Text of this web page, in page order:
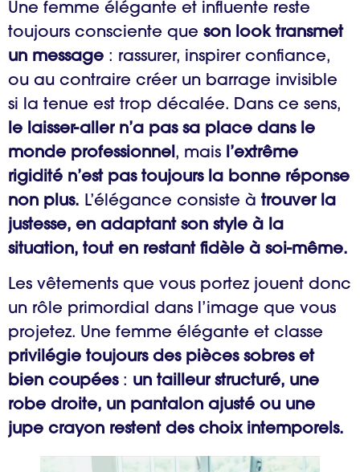
Une femme élégante et influente reste
toujours consciente que son look transmet
un message : rassurer, inspirer confiance,
ou au contraire créer un barrage invisible
si la tenue est trop décalée. Dans ce sens,
le laisser-aller n’a pas sa place dans le
monde professionnel, mais l’extrême
rigidité n’est pas toujours la bonne réponse
non plus. L’élégance consiste à trouver la
justesse, en adaptant son style à la
situation, tout en restant fidèle à soi-même.
Les vêtements que vous portez jouent donc
un rôle primordial dans l’image que vous
projetez. Une femme élégante et classe
privilégie toujours des pièces sobres et
bien coupées: un tailleur structuré, une
robe droite, un pantalon ajusté ou une
jupe crayon restent des choix intemporels.